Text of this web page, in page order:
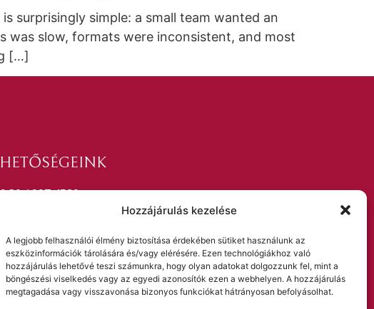
Hozzájárulás kezelése
A legjobb felhasználói élmény biztosítása érdekében sütiket használunk az
eszközinformációk tárolására és/vagy elérésére. Ezen technológiákhoz való
hozzájárulás lehetővé teszi számunkra, hogy olyan adatokat dolgozzunk fel, mint a
böngészési viselkedés vagy az egyedi azonosítók ezen a webhelyen. A hozzájárulás
megtagadása vagy visszavonása bizonyos funkciókat hátrányosan befolyásolhat.
surprisingly simple: a small team wanted an
was slow, formats were inconsistent, and most
[…]
30 / 997 4520
Pécs, Munkácsy Mihály utca 10. A. lph.
1.